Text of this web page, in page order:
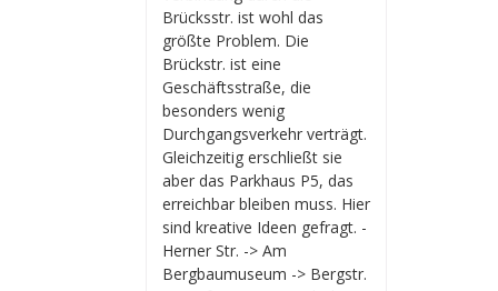
Brücksstr. ist wohl das
größte Problem. Die
Brückstr. ist eine
Geschäftsstraße, die
besonders wenig
Durchgangsverkehr verträgt.
Gleichzeitig erschließt sie
aber das Parkhaus P5, das
erreichbar bleiben muss. Hier
sind kreative Ideen gefragt. -
Herner Str. -> Am
Bergbaumuseum -> Bergstr.